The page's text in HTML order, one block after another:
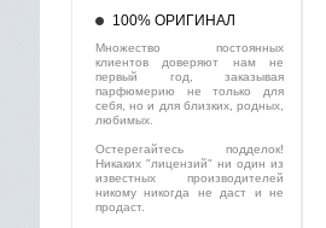
100% ОРИГИНАЛ
Множество постоянных
клиентов доверяют нам не
первый год, заказывая
парфюмерию не только для
себя, но и для близких, родных,
любимых.
Остерегайтесь подделок!
Никаких "лицензий" ни один из
известных производителей
никому никогда не даст и не
продаст.